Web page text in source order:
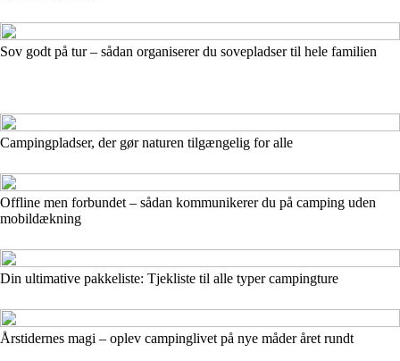
Sov godt på tur – sådan organiserer du sovepladser til hele familien
Campingpladser, der gør naturen tilgængelig for alle
Offline men forbundet – sådan kommunikerer du på camping uden
mobildækning
Din ultimative pakkeliste: Tjekliste til alle typer campingture
Årstidernes magi – oplev campinglivet på nye måder året rundt